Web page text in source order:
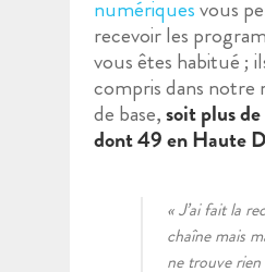
numériquesvous
recevoir les
vous êtes habitué ;
compris dans
de base,soit plus
dont 49 en Haute
« J’ai fait la
chaîne mais
ne trouve rien